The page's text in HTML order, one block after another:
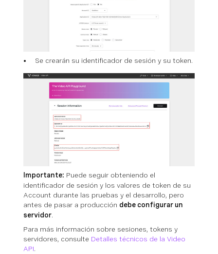
Se crearán su identificador de sesión y su token.
Importante: Puede seguir obteniendo el
identificador de sesión y los valores de token de su
Account durante las pruebas y el desarrollo, pero
antes de pasar a producción debe configurar un
servidor.
Para más información sobre sesiones, tokens y
servidores, consulte Detalles técnicos de la Video
API.